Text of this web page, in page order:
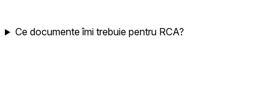
Ce documente îmi trebuie pentru RCA?